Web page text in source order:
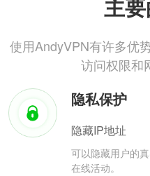
主
使用AndyVPN有许多优
访问权限和
隐私保护
隐藏IP地址
可以隐藏用户的
在线活动。